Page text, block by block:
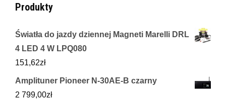
Produkty
Światła do jazdy dziennej Magneti Marelli DRL
4 LED 4 W LPQ080
151,62zł
Amplituner Pioneer N-30AE-B czarny
2 799,00zł